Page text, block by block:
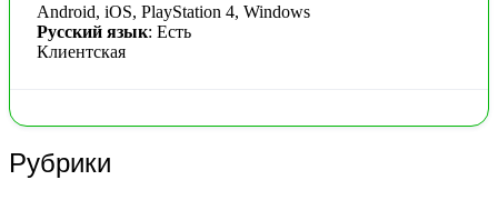
Android, iOS, PlayStation 4, Windows
Русский язык: Есть
Клиентская
Рубрики